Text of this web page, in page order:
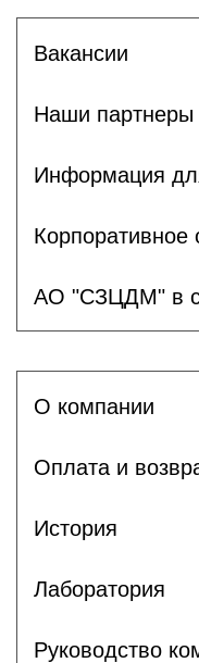
Вакансии
Наши партнеры
Информация
Корпоративное
АО "СЗЦДМ" в
О компании
Оплата и
История
Лаборатория
Руководство